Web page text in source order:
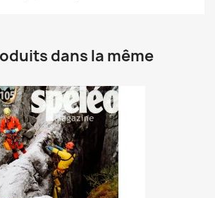
dans la même